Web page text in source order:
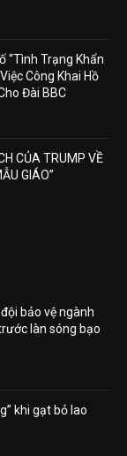
“Tình Trạng Khẩn
Công Khai Hồ
Đài BBC
CỦA TRUMP VỀ
GIÁO”
bảo vệ ngành
làn sóng bạo
khi gạt bỏ lao